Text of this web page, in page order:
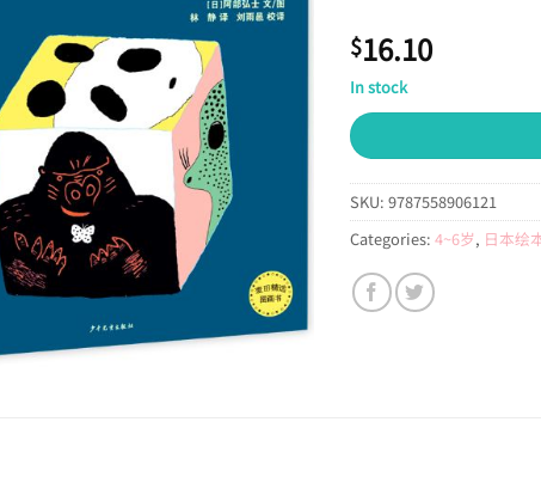
$16.10
In stock
SKU: 9787558906121
Categories: 4~6岁, 日本绘